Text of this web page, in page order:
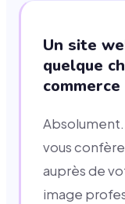
Un site
quelque
commerce
vous
auprès de
image